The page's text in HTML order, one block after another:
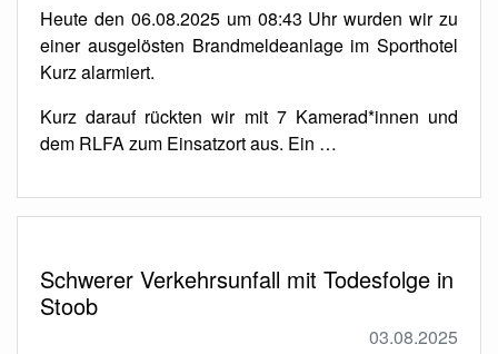
Heute den 06.08.2025 um 08:43 Uhr wurden wir zu
einer ausgelösten Brandmeldeanlage im Sporthotel
Kurz alarmiert.
Kurz darauf rückten wir mit 7 Kamerad*innen und
dem RLFA zum Einsatzort aus. Ein …
Schwerer Verkehrsunfall mit Todesfolge in
Stoob
03.08.2025